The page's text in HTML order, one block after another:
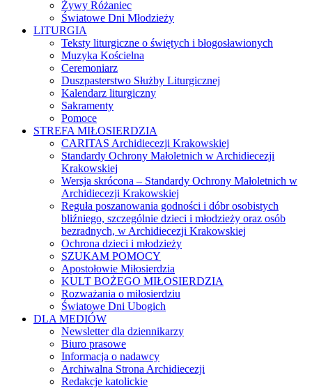
Żywy Różaniec
Światowe Dni Młodzieży
LITURGIA
Teksty liturgiczne o świętych i błogosławionych
Muzyka Kościelna
Ceremoniarz
Duszpasterstwo Służby Liturgicznej
Kalendarz liturgiczny
Sakramenty
Pomoce
STREFA MIŁOSIERDZIA
CARITAS Archidiecezji Krakowskiej
Standardy Ochrony Małoletnich w Archidiecezji
Krakowskiej
Wersja skrócona – Standardy Ochrony Małoletnich w
Archidiecezji Krakowskiej
Reguła poszanowania godności i dóbr osobistych
bliźniego, szczególnie dzieci i młodzieży oraz osób
bezradnych, w Archidiecezji Krakowskiej
Ochrona dzieci i młodzieży
SZUKAM POMOCY
Apostołowie Miłosierdzia
KULT BOŻEGO MIŁOSIERDZIA
Rozważania o miłosierdziu
Światowe Dni Ubogich
DLA MEDIÓW
Newsletter dla dziennikarzy
Biuro prasowe
Informacja o nadawcy
Archiwalna Strona Archidiecezji
Redakcje katolickie